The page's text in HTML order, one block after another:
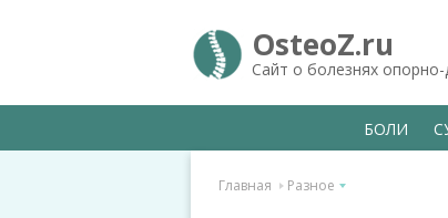
OsteoZ.ru
Сайт о болезнях
БОЛИ
Главная Разное